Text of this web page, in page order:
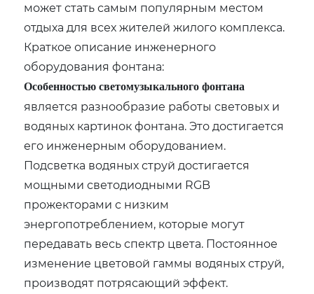
может стать самым популярным местом
отдыха для всех жителей жилого комплекса.
Краткое описание инженерного
оборудования фонтана:
Особенностью светомузыкального фонтана
является разнообразие работы световых и
водяных картинок фонтана. Это достигается
его инженерным оборудованием.
Подсветка водяных струй достигается
мощными светодиодными RGB
прожекторами с низким
энергопотреблением, которые могут
передавать весь спектр цвета. Постоянное
изменение цветовой гаммы водяных струй,
производят потрясающий эффект.